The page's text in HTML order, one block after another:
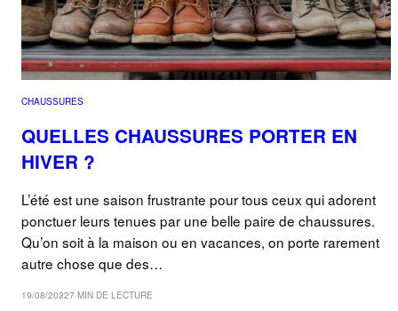
CHAUSSURES
QUELLES CHAUSSURES PORTER EN
HIVER ?
L’été est une saison frustrante pour tous ceux qui adorent
ponctuer leurs tenues par une belle paire de chaussures.
Qu’on soit à la maison ou en vacances, on porte rarement
autre chose que des…
19/08/20227 MIN DE LECTURE